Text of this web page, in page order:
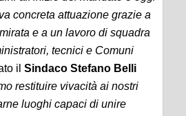
concreta attuazione grazie a
e a un lavoro di squadra
tecnici e Comuni
il Sindaco Stefano Belli
restituire vivacità ai nostri
luoghi capaci di unire